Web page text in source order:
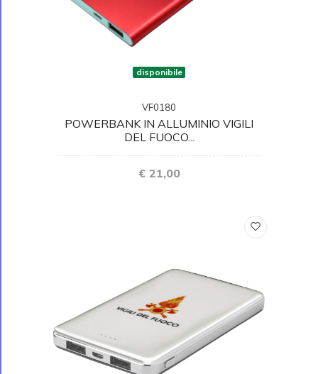
disponibile
VF0180
POWERBANK IN ALLUMINIO VIGILI
DEL FUOCO...
€ 21,00